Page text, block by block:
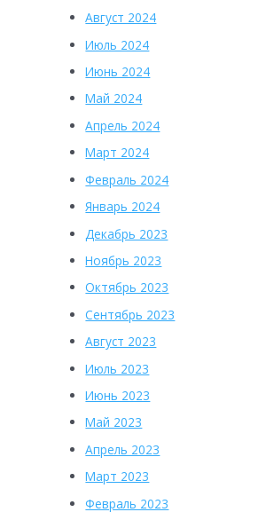
Август 2024
Июль 2024
Июнь 2024
Май 2024
Апрель 2024
Март 2024
Февраль 2024
Январь 2024
Декабрь 2023
Ноябрь 2023
Октябрь 2023
Сентябрь 2023
Август 2023
Июль 2023
Июнь 2023
Май 2023
Апрель 2023
Март 2023
Февраль 2023